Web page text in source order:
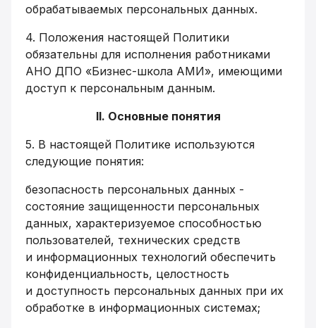
обрабатываемых персональных данных.
4. Положения настоящей Политики
обязательны для исполнения работниками
АНО ДПО «Бизнес-школа АМИ», имеющими
доступ к персональным данным.
II. Основные понятия
5. В настоящей Политике используются
следующие понятия:
безопасность персональных данных -
состояние защищенности персональных
данных, характеризуемое способностью
пользователей, технических средств
и информационных технологий обеспечить
конфиденциальность, целостность
и доступность персональных данных при их
обработке в информационных системах;